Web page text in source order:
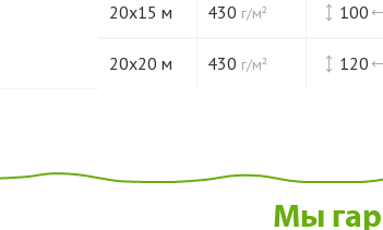
20х15 м 430 г/м² 100
20х20 м 430 г/м² 120
Мы